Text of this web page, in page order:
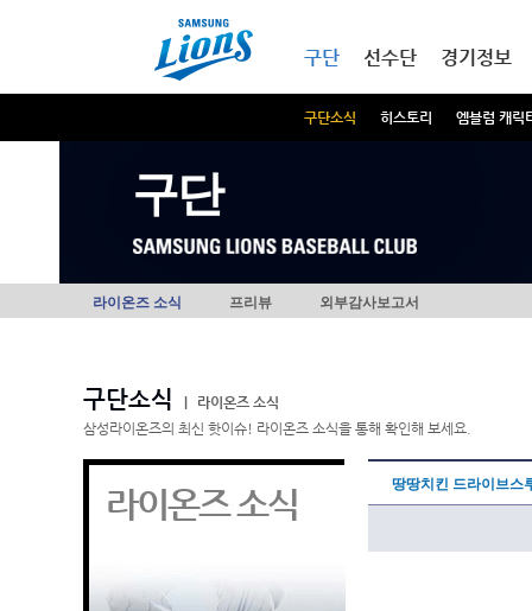
구단
구단소식 히스토리 엠블럼 캐릭
선수단 경기정보
구단
라이온즈 소식 프리뷰 외부감사보고서
구단소식
라이온즈 소식
삼성라이온즈의 최신 핫이슈! 라이온즈 소식을 통해 확인해 보세요.
라이온즈 소식 땅땅치킨 드라이브스